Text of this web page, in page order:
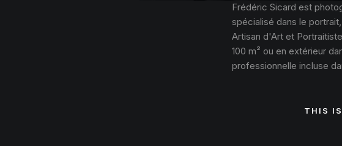
Frédéric Sicard est
spécialisé dans le
Artisan d'Art et
100 m² ou en extérieur
professionnelle incluse
THIS